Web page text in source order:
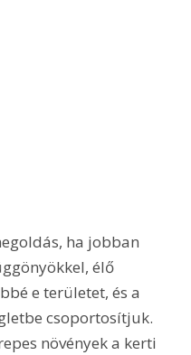
ha jobban
élő
e területet, és a
csoportosítjuk.
növények a kerti